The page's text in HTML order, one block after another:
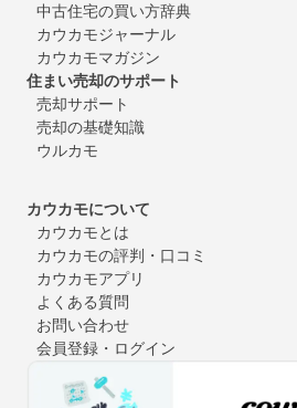
中古住宅の買い方辞典
カウカモジャーナル
カウカモマガジン
住まい売却のサポート
売却サポート
売却の基礎知識
ウルカモ
カウカモについて
カウカモとは
カウカモの評判・口コミ
カウカモアプリ
よくある質問
お問い合わせ
会員登録・ログイン